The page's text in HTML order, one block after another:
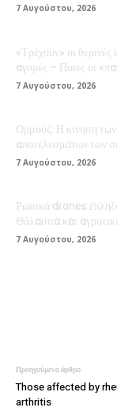
7 Αυγούστου, 2026
«Τρέχουν» οι
αγορές – Ποιες οι
7 Αυγούστου, 2026
Ορμούζ: Η κίνηση
αποτελεσμάτων των
7 Αυγούστου, 2026
Ρωσικά drones
Θάλασσα και
7 Αυγούστου, 2026
Προηγούμενο άρθρο
Those affected by
arthritis